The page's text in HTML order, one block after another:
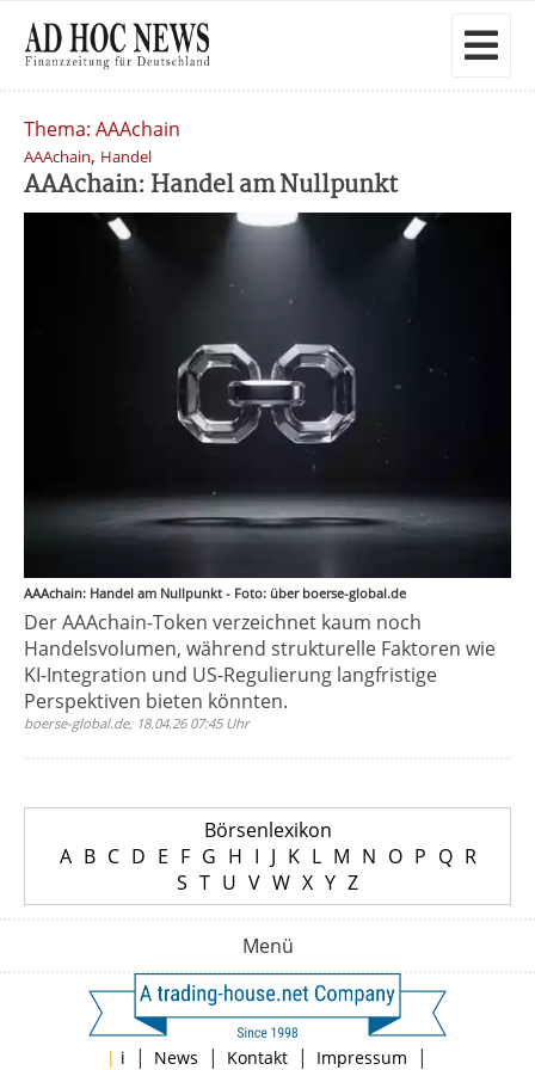
Thema: AAAchain
AAAchain, Handel
AAAchain: Handel am Nullpunkt
AAAchain: Handel am Nullpunkt - Foto: über boerse-global.de
Der AAAchain-Token verzeichnet kaum noch
Handelsvolumen, während strukturelle Faktoren wie
KI-Integration und US-Regulierung langfristige
Perspektiven bieten könnten.
boerse-global.de, 18.04.26 07:45 Uhr
Börsenlexikon
A B C D E F G H I J K L M N O P Q R
S T U V W X Y Z
Menü
| i | News | Kontakt | Impressum |